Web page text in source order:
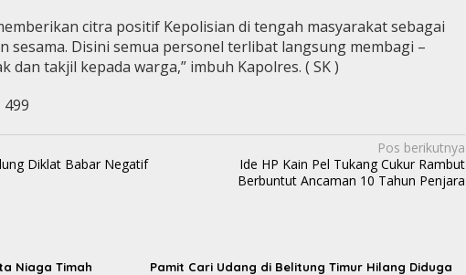
citra positif Kepolisian di tengah masyarakat sebagai
sesama. Disini semua personel terlibat langsung membagi –
dan takjil kepada warga,” imbuh Kapolres. ( SK )
499
Diklat Babar Negatif
Pos berikutnya
Ide HP Kain Pel Tukang Cukur Rambut
Berbuntut Ancaman 10 Tahun Penjara
Niaga Timah
Pamit Cari Udang di Belitung Timur Hilang Diduga